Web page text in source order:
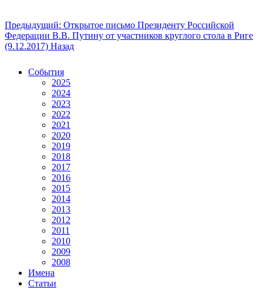
Предыдущий: Открытое письмо Президенту Российской
Федерации В.В. Путину от участников круглого стола в Риге
(9.12.2017) Назад
События
2025
2024
2023
2022
2021
2020
2019
2018
2017
2016
2015
2014
2013
2012
2011
2010
2009
2008
Имена
Статьи